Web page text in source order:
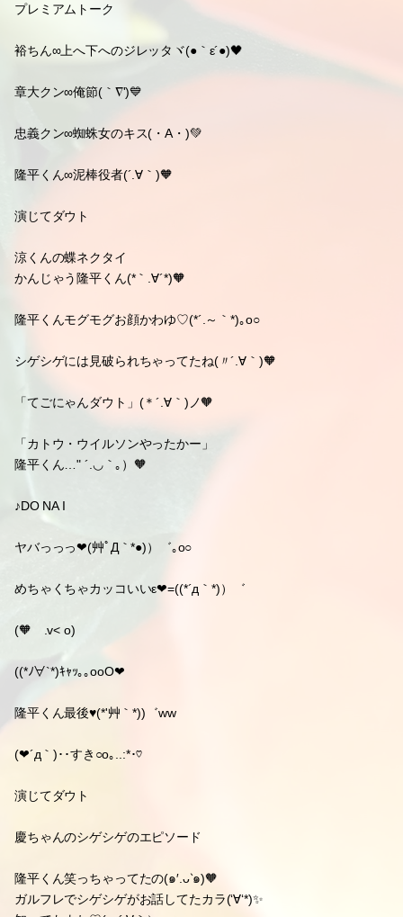
プレミアムトーク
裕ちん∞上へ下へのジレッタヾ(●｀ε´●)🖤
章大クン∞俺節(｀∇')💙
忠義クン∞蜘蛛女のキス(・A・)💚
隆平くん∞泥棒役者(´.∀｀)🧡
演じてダウト
涼くんの蝶ネクタイ
かんじゃう隆平くん(*｀.∀´*)🧡
隆平くんモグモグお顔かわゆ♡(*´.～｀*)｡o○
シゲシゲには見破られちゃってたね(〃´.∀｀)🧡
「てごにゃんダウト」(＊´.∀｀)ノ🧡
「カトウ・ウイルソンやったかー」
隆平くん…" ´.◡｀｡）🧡
♪DO NA I
ヤバっっっ❤(艸ﾟД｀*●)）゛｡o○
めちゃくちゃカッコいいε❤=((*´д｀*)）゛
(🧡ゝ.v< o)
((*ﾉ∀`*)ｷｬｯ｡｡ooO❤
隆平くん最後♥(*'艸｀*))゛ww
(❤´д｀)･･すき○o｡..:*･♡
演じてダウト
慶ちゃんのシゲシゲのエピソード
隆平くん笑っちゃってたの(๑′.ᴗ‵๑)🧡
ガルフレでシゲシゲがお話してたカラ(‘∀‘*)✨